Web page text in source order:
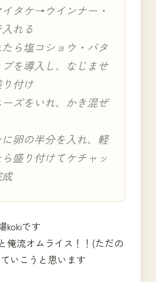
タケ→ウインナー・
れる
ら塩コショウ・バタ
を導入し、なじませ
付け
ズをいれ、かき混ぜ
卵の半分を入れ、軽
盛り付けてケチャッ
kokiです
俺流オムライス！！(ただの
いこうと思います